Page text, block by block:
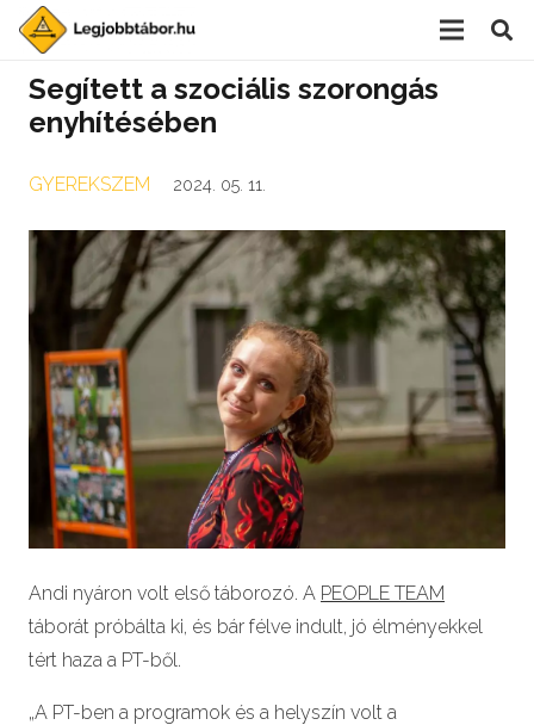
Segített a szociális szorongás
enyhítésében
GYEREKSZEM 2024. 05. 11.
Andi nyáron volt első táborozó. A PEOPLE TEAM
táborát próbálta ki, és bár félve indult, jó élményekkel
tért haza a PT-ből.
„A PT-ben a programok és a helyszín volt a